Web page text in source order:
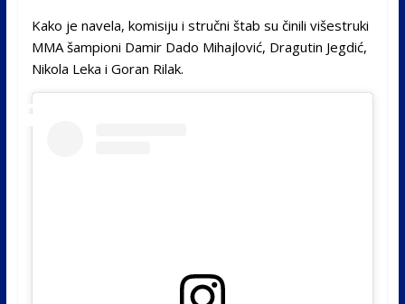
Kako je navela, komisiju i stručni štab su činili višestruki
MMA šampioni Damir Dado Mihajlović, Dragutin Jegdić,
Nikola Leka i Goran Rilak.